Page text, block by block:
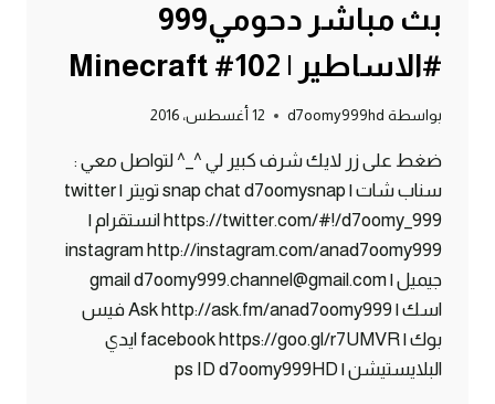
بث مباشر دحومي999
#الاساطير | Minecraft #102
بواسطة d7oomy999hd 12 أغسطس، 2016
ضغط على زر لايك شرف كبير لي ^_^ لتواصل معي :
سناب شات | snap chat d7oomysnap تويتر | twitter
https://twitter.com/#!/d7oomy_999 انستقرام |
instagram http://instagram.com/anad7oomy999
جيميل | gmail d7oomy999.channel@gmail.com
اسك | Ask http://ask.fm/anad7oomy999 فيس
بوك | facebook https://goo.gl/r7UMVR ايدي
البلايستيشن | ps ID d7oomy999HD